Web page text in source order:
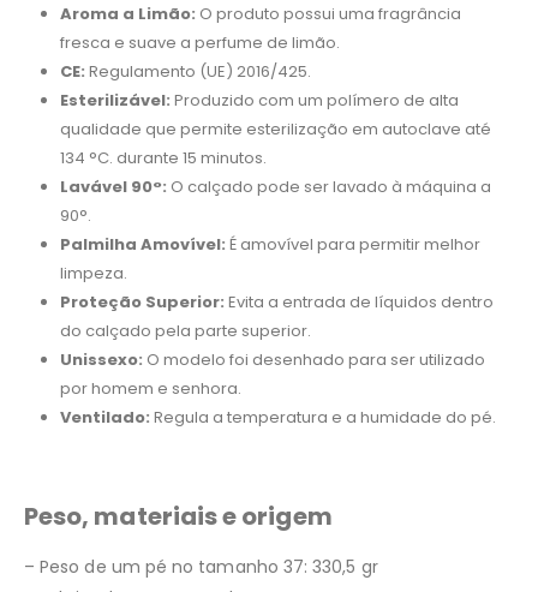
Aroma a Limão: O produto possui uma fragrância
fresca e suave a perfume de limão.
CE: Regulamento (UE) 2016/425.
Esterilizável: Produzido com um polímero de alta
qualidade que permite esterilização em autoclave até
134 °C. durante 15 minutos.
Lavável 90°: O calçado pode ser lavado à máquina a
90°.
Palmilha Amovível: É amovível para permitir melhor
limpeza.
Proteção Superior: Evita a entrada de líquidos dentro
do calçado pela parte superior.
Unissexo: O modelo foi desenhado para ser utilizado
por homem e senhora.
Ventilado: Regula a temperatura e a humidade do pé.
Peso, materiais e origem
– Peso de um pé no tamanho 37: 330,5 gr